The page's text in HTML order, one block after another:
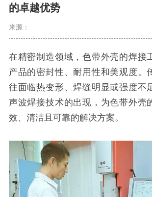
的卓越优势
来源：
在精密制造领域，色带外壳的焊接
产品的密封性、耐用性和美观度。
往面临热变形、焊缝明显或强度不
声波焊接技术的出现，为色带外壳
效、清洁且可靠的解决方案。